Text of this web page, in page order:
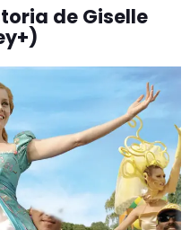
de Giselle